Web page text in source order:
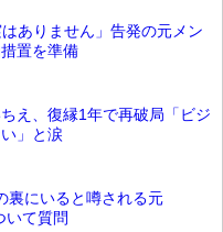
ありません」告発の元メン
置を準備
ちえ、復縁1年で再破局「ビジ
」と涙
裏にいると噂される元
いて質問